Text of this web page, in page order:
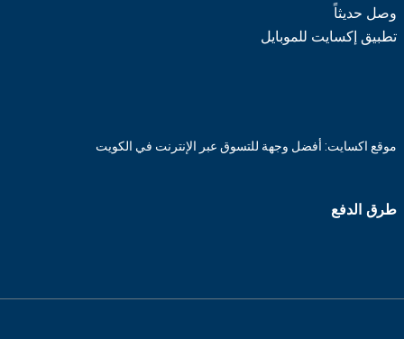
وصل حديثاً
تطبيق إكسايت للموبايل
موقع اكسايت: أفضل وجهة للتسوق عبر الإنترنت في الكويت
طرق الدفع